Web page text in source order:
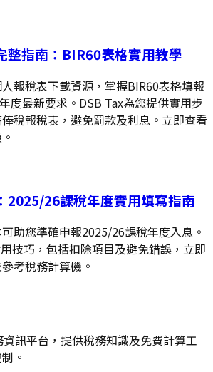
整指南：BIR60表格實用教學
報稅表下載資源，掌握BIR60表格填報
度最新要求。DSB Tax為您提供實用步
稅報稅表，避免罰款及利息。立即查看
2025/26課稅年度實用填寫指南
助您準確申報2025/26課稅年度入息。
技巧，包括扣除項目及避免錯誤，立即
考稅務計算機。
訊平台，提供稅務知識及免費計算工
。